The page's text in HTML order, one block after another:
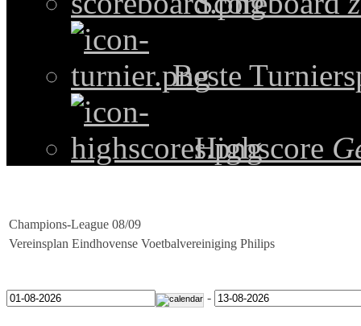
Beste
Highscore
Champions-League 08/09
Vereinsplan Eindhovense Voetbalvereiniging Philips
-